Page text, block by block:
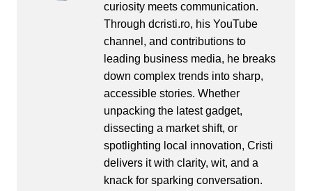
curiosity meets communication.
Through dcristi.ro, his YouTube
channel, and contributions to
leading business media, he breaks
down complex trends into sharp,
accessible stories. Whether
unpacking the latest gadget,
dissecting a market shift, or
spotlighting local innovation, Cristi
delivers it with clarity, wit, and a
knack for sparking conversation.